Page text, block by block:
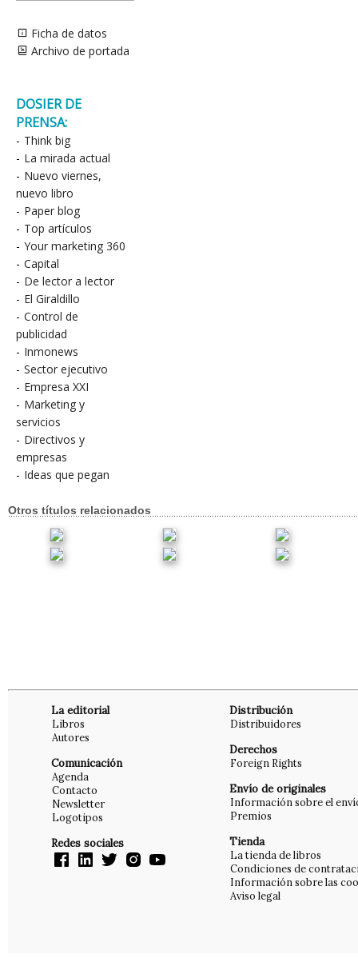
Ficha de datos
Archivo de portada
DOSIER DE
PRENSA:
- Think big
- La mirada actual
- Nuevo viernes,
nuevo libro
- Paper blog
- Top artículos
- Your marketing 360
- Capital
- De lector a lector
- El Giraldillo
- Control de
publicidad
- Inmonews
- Sector ejecutivo
- Empresa XXI
- Marketing y
servicios
- Directivos y
empresas
- Ideas que pegan
Otros títulos relacionados
La editorial
Libros
Autores
Comunicación
Agenda
Contacto
Newsletter
Logotipos
Redes sociales
Distribución
Distribuidores
Derechos
Foreign Rights
Envío de originales
Información sobre el
Premios
Tienda
La tienda de libros
Condiciones de
Información sobre las
Aviso legal